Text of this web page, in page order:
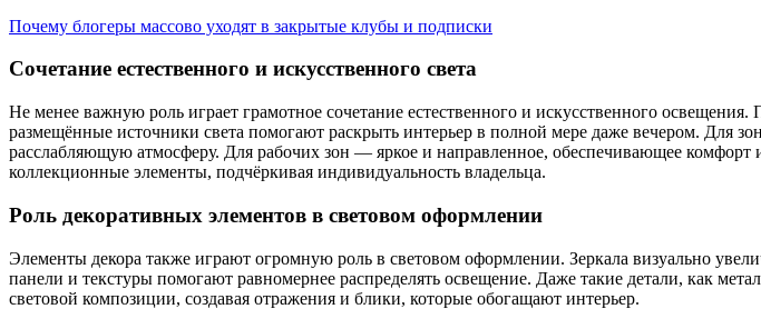
Почему блогеры массово уходят в закрытые клубы и подписки
Сочетание естественного и искусственного света
Не менее важную роль играет грамотное сочетание естественного и искусственного
размещённые источники света помогают раскрыть интерьер в полной мере даже вечером. Для
расслабляющую атмосферу. Для рабочих зон — яркое и направленное, обеспечивающее
коллекционные элементы, подчёркивая индивидуальность владельца.
Роль декоративных элементов в световом оформлении
Элементы декора также играют огромную роль в световом оформлении. Зеркала визуально
панели и текстуры помогают равномернее распределять освещение. Даже такие детали, как
световой композиции, создавая отражения и блики, которые обогащают интерьер.